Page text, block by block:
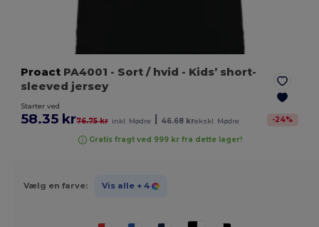
Proact PA4001 - Sort / hvid - Kids’ short-
sleeved jersey
Starter ved
58.35 kr76.75 kr inkl. Mødre | 46.68 krekskl. Mødre -24%
Gratis fragt ved 999 kr fra dette lager!
Vælg en farve: Vis alle + 4